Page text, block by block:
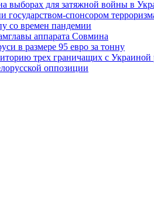
выборах для затяжной войны в
спонсором
со времен пандемии
аппарата Совмина
в размере 95 евро за тонну
трех граничащих с Украиной
оппозиции